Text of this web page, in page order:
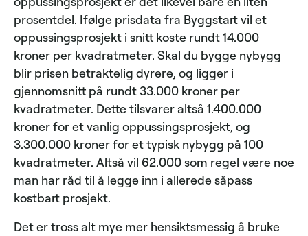
prosentdel. Ifølge prisdata fra Byggstart vil et
oppussingsprosjekt i snitt koste rundt 14.000
kroner per kvadratmeter. Skal du bygge nybygg
blir prisen betraktelig dyrere, og ligger i
gjennomsnitt på rundt 33.000 kroner per
kvadratmeter. Dette tilsvarer altså 1.400.000
kroner for et vanlig oppussingsprosjekt, og
3.300.000 kroner for et typisk nybygg på 100
kvadratmeter. Altså vil 62.000 som regel være noe
man har råd til å legge inn i allerede såpass
kostbart prosjekt.
Det er tross alt mye mer hensiktsmessig å bruke